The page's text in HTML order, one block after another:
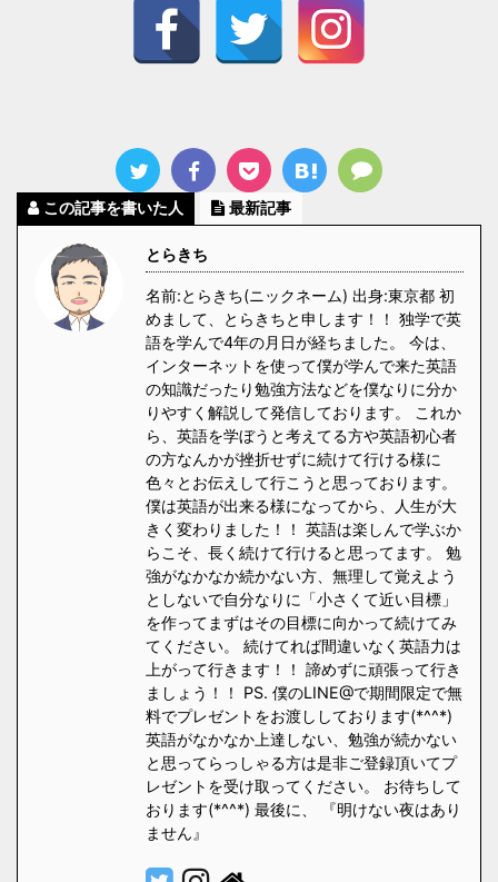
この記事を書いた人 最新記事
とらきち
名前:とらきち(ニックネーム) 出身:東京都 初
めまして、とらきちと申します！！ 独学で英
語を学んで4年の月日が経ちました。 今は、
インターネットを使って僕が学んで来た英語
の知識だったり勉強方法などを僕なりに分か
りやすく解説して発信しております。 これか
ら、英語を学ぼうと考えてる方や英語初心者
の方なんかが挫折せずに続けて行ける様に
色々とお伝えして行こうと思っております。
僕は英語が出来る様になってから、人生が大
きく変わりました！！ 英語は楽しんで学ぶか
らこそ、長く続けて行けると思ってます。 勉
強がなかなか続かない方、無理して覚えよう
としないで自分なりに「小さくて近い目標」
を作ってまずはその目標に向かって続けてみ
てください。 続けてれば間違いなく英語力は
上がって行きます！！ 諦めずに頑張って行き
ましょう！！ PS. 僕のLINE@で期間限定で無
料でプレゼントをお渡ししております(*^^*)
英語がなかなか上達しない、勉強が続かない
と思ってらっしゃる方は是非ご登録頂いてプ
レゼントを受け取ってください。 お待ちして
おります(*^^*) 最後に、 『明けない夜はあり
ません』